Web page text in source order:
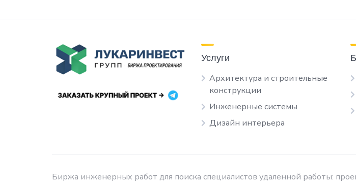
Услуги
Архитектура и строительные
конструкции
Инженерные системы
Дизайн интерьера
Биржа инженерных работ для поиска специалистов удаленной работы: